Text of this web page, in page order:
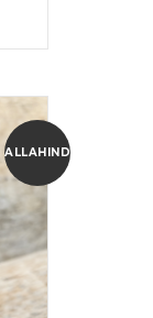
ALLAHINDLUS!